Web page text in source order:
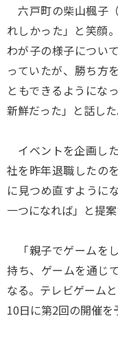
六戸町の柴山楓子
れしかった」と笑顔
わが子の様子につい
っていたが、勝ち方
ともできるようにな
新鮮だった」と話した
イベントを企画し
社を昨年退職したの
に見つめ直すように
一つになれば」と提案
「親子でゲームを
持ち、ゲームを通じ
なる。テレビゲーム
10日に第2回の開催を